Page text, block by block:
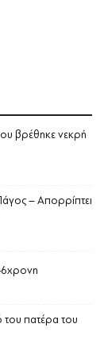
βρέθηκε νεκρή
– Απορρίπτει
πατέρα του